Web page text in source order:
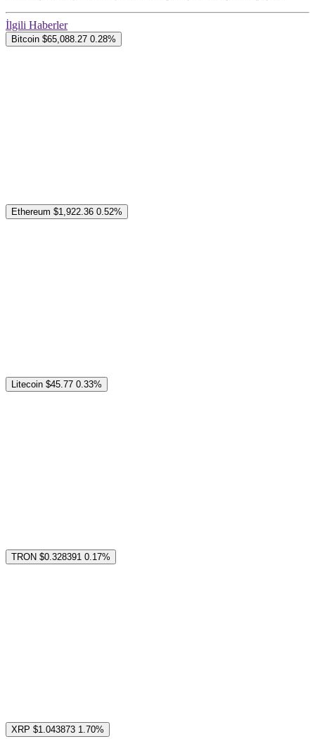
İlgili Haberler
Bitcoin $65,088.27 0.28%
Ethereum $1,922.36 0.52%
Litecoin $45.77 0.33%
TRON $0.328391 0.17%
XRP $1.043873 1.70%